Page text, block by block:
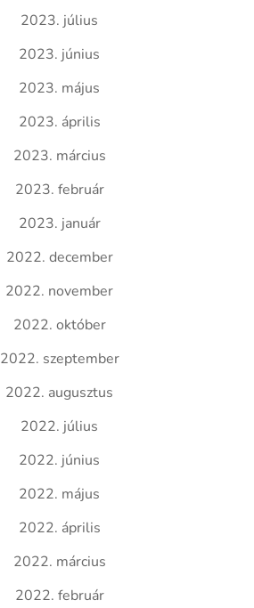
2023. július
2023. június
2023. május
2023. április
2023. március
2023. február
2023. január
2022. december
2022. november
2022. október
2022. szeptember
2022. augusztus
2022. július
2022. június
2022. május
2022. április
2022. március
2022. február